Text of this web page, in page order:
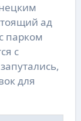
ад
парком
с
для